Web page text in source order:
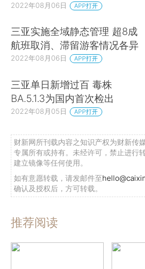
2022年08月06日 APP打开
三亚实施全域静态管理 超8成
航班取消、滞留游客情况各异
2022年08月06日 APP打开
三亚单日新增过百 毒株
BA.5.1.3为国内首次检出
2022年08月05日 APP打开
财新网所刊载内容之知识产权为财新传
专属所有或持有。未经许可，禁止进行
建立镜像等任何使用。
如有意愿转载，请发邮件至
确认及授权后，方可转载。
推荐阅读